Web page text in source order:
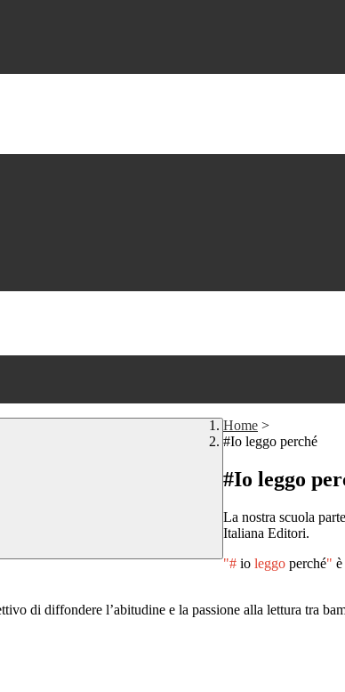
Home >
#Io leggo perché
#Io leggo
La nostra scuola
Italiana Editori.
"# io leggo perché" è
di diffondere l’abitudine e la passione alla lettura tra